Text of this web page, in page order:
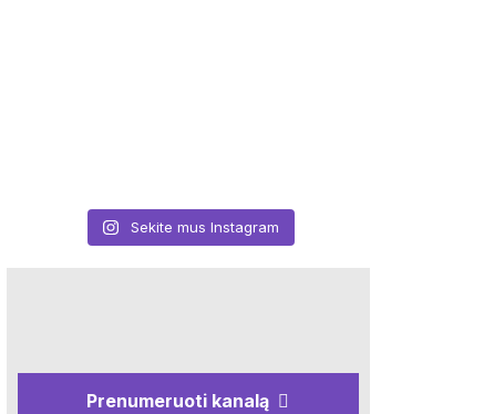
Sekite mus Instagram
Prenumeruoti kanalą